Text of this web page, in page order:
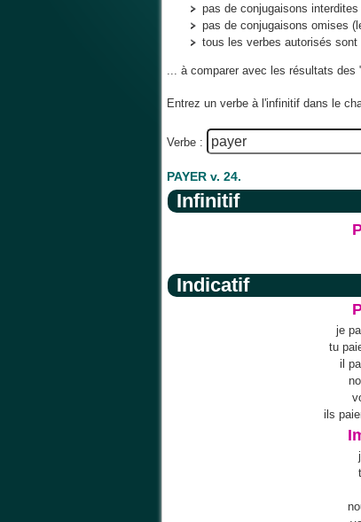
pas de conjugaisons
pas de conjugaisons omises
tous les verbes autorisés
... à comparer avec les résultats
Entrez un verbe à l'infinitif dans le
Verbe :
PAYER v. 24.
Infinitif
Indicatif
je
tu
il
ils